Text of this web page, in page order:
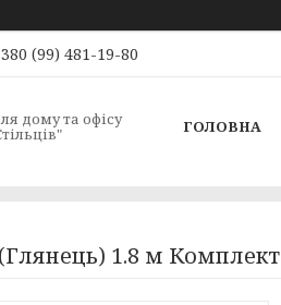
(99) 481-19-80
дому та офісу ГОЛОВНА
1.8 м Комплект